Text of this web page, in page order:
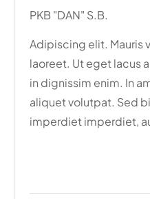
PKB "DAN" S.B.
Adipiscing elit. Mauris
laoreet. Ut eget lacus
in dignissim enim. In
aliquet volutpat. Sed
imperdiet imperdiet,